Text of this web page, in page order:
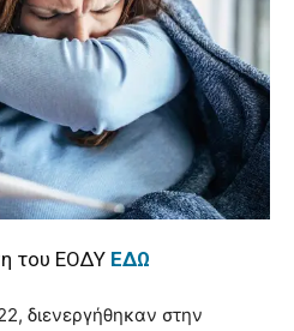
του ΕΟΔΥ ΕΔΩ
διενεργήθηκαν στην